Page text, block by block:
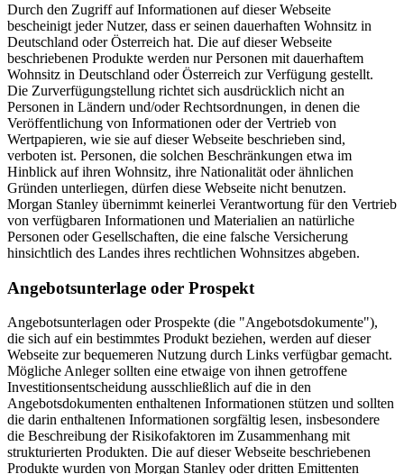
Durch den Zugriff auf Informationen auf dieser Webseite
bescheinigt jeder Nutzer, dass er seinen dauerhaften Wohnsitz in
Deutschland oder Österreich hat. Die auf dieser Webseite
beschriebenen Produkte werden nur Personen mit dauerhaftem
Wohnsitz in Deutschland oder Österreich zur Verfügung gestellt.
Die Zurverfügungstellung richtet sich ausdrücklich nicht an
Personen in Ländern und/oder Rechtsordnungen, in denen die
Veröffentlichung von Informationen oder der Vertrieb von
Wertpapieren, wie sie auf dieser Webseite beschrieben sind,
verboten ist. Personen, die solchen Beschränkungen etwa im
Hinblick auf ihren Wohnsitz, ihre Nationalität oder ähnlichen
Gründen unterliegen, dürfen diese Webseite nicht benutzen.
Morgan Stanley übernimmt keinerlei Verantwortung für den Vertrieb
von verfügbaren Informationen und Materialien an natürliche
Personen oder Gesellschaften, die eine falsche Versicherung
hinsichtlich des Landes ihres rechtlichen Wohnsitzes abgeben.
Angebotsunterlage oder Prospekt
Angebotsunterlagen oder Prospekte (die "Angebotsdokumente"),
die sich auf ein bestimmtes Produkt beziehen, werden auf dieser
Webseite zur bequemeren Nutzung durch Links verfügbar gemacht.
Mögliche Anleger sollten eine etwaige von ihnen getroffene
Investitionsentscheidung ausschließlich auf die in den
Angebotsdokumenten enthaltenen Informationen stützen und sollten
die darin enthaltenen Informationen sorgfältig lesen, insbesondere
die Beschreibung der Risikofaktoren im Zusammenhang mit
strukturierten Produkten. Die auf dieser Webseite beschriebenen
Produkte wurden von Morgan Stanley oder dritten Emittenten